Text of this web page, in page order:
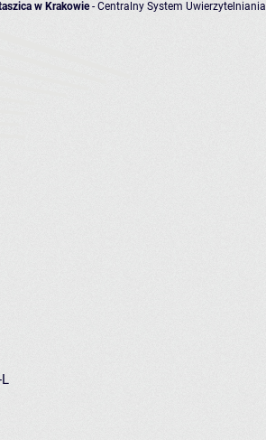
w Krakowie- Centralny System Uwierzytelniania